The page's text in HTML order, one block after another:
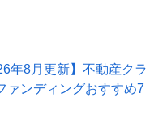
年8月更新】不動産クラ
ァンディングおすすめ7